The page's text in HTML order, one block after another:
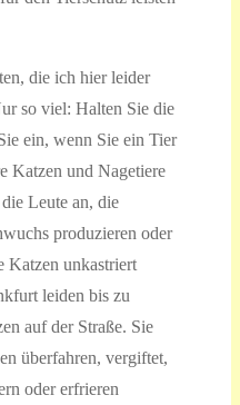
die ich hier leider
so viel: Halten Sie die
ein, wenn Sie ein Tier
Katzen und Nagetiere
Leute an, die
produzieren oder
Katzen unkastriert
leiden bis zu
auf der Straße. Sie
überfahren, vergiftet,
oder erfrieren